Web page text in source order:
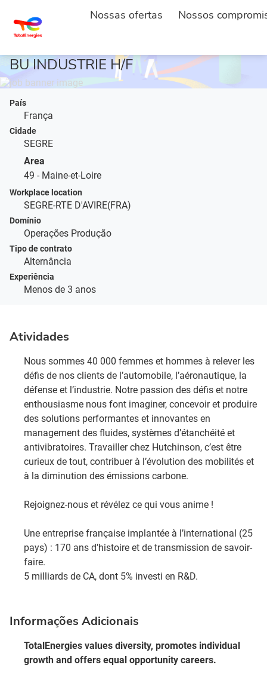
Nossas ofertas Nossos
DESCRIÇÃO DO POSTO
BU INDUSTRIE H/F
País
França
Cidade
SEGRE
Area
49 - Maine-et-Loire
Workplace location
SEGRE-RTE D'AVIRE(FRA)
Domínio
Operações Produção
Tipo de contrato
Alternância
Experiência
Menos de 3 anos
Atividades
Nous sommes 40 000 femmes et hommes à relever les
défis de nos clients de l’automobile, l’aéronautique, la
défense et l’industrie. Notre passion des défis et notre
enthousiasme nous font imaginer, concevoir et produire
des solutions performantes et innovantes en
management des fluides, systèmes d’étanchéité et
antivibratoires. Travailler chez Hutchinson, c’est être
curieux de tout, contribuer à l’évolution des mobilités et
à la diminution des émissions carbone. ​
Rejoignez-nous et révélez ce qui vous anime !​
Une entreprise française implantée à l’international (25
pays) : 170 ans d’histoire et de transmission de savoir-
faire.​
5 milliards de CA, dont 5% investi en R&D​.
Informações Adicionais
TotalEnergies values diversity, promotes individual
growth and offers equal opportunity careers.